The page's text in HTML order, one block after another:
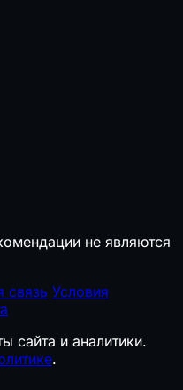
не являются
связь Условия
сайта и аналитики.
.